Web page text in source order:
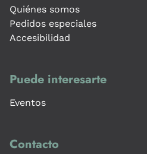
Quiénes somos
Pedidos especiales
Accesibilidad
Puede interesarte
Eventos
Contacto